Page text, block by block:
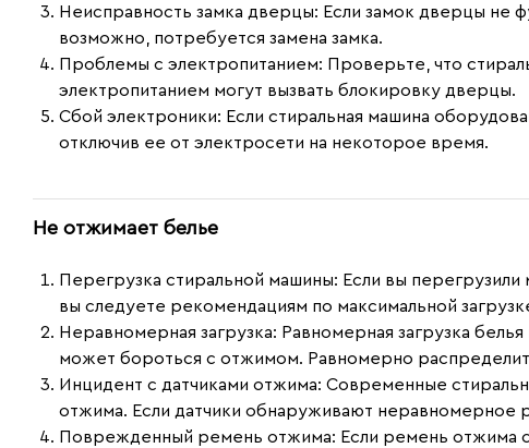
Неисправность замка дверцы: Если замок дверцы не
возможно, потребуется замена замка.
Проблемы с электропитанием: Проверьте, что
электропитанием могут вызвать блокировку дверцы.
Сбой электроники: Если стиральная машина
отключив ее от электросети на некоторое время.
Не отжимает белье
Перегрузка стиральной машины: Если вы
вы следуете рекомендациям по максимальной
Неравномерная загрузка: Равномерная загрузка
может бороться с отжимом. Равномерно
Инцидент с датчиками отжима: Современные
отжима. Если датчики обнаруживают неравномерное
Поврежденный ремень отжима: Если ремень отжима